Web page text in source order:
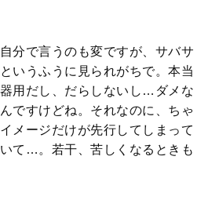
分で言うのも変ですが、サバサ
いうふうに見られがちで。本当
用だし、だらしないし…ダメな
ですけどね。それなのに、ちゃ
メージだけが先行してしまって
て…。若干、苦しくなるときも